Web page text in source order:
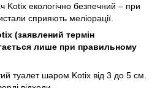
Kotix екологічно безпечний – при
сприяють меліорації.
(заявлений термін
лише при правильному
туалет шаром Kotix від 3 до 5 см.